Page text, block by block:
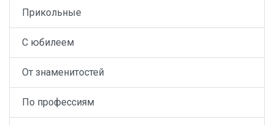
Прикольные
С юбилеем
От знаменитостей
По профессиям